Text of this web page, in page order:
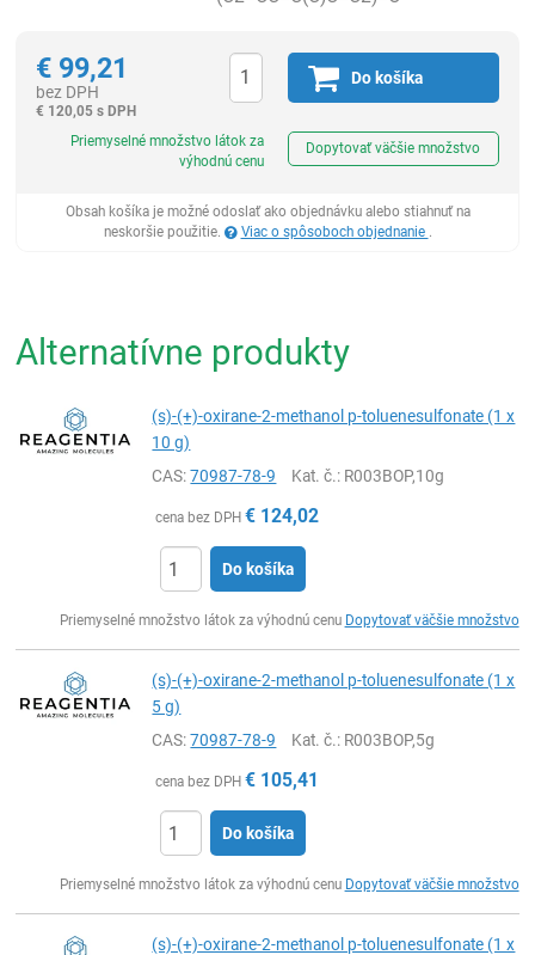
€ 99,21
bez DPH
€ 120,05 s DPH
Do košíka
Priemyselné množstvo látok za
výhodnú cenu
Dopytovať väčšie množstvo
Obsah košíka je možné odoslať ako objednávku alebo stiahnuť na
neskoršie použitie.
Viac o spôsoboch objednanie .
Alternatívne produkty
(s)-(+)-oxirane-2-methanol p-toluenesulfonate (1 x
10 g)
CAS:70987-78-9 Kat. č.: R003BOP,10g
cena bez DPH € 124,02
Do košíka
Priemyselné množstvo látok za výhodnú cenu Dopytovať väčšie množstvo
(s)-(+)-oxirane-2-methanol p-toluenesulfonate (1 x
5 g)
CAS:70987-78-9 Kat. č.: R003BOP,5g
cena bez DPH € 105,41
Do košíka
Priemyselné množstvo látok za výhodnú cenu Dopytovať väčšie množstvo
(s)-(+)-oxirane-2-methanol p-toluenesulfonate (1 x